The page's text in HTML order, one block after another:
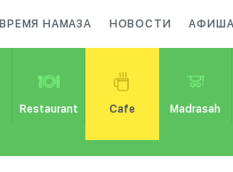
ВРЕМЯ НАМАЗА НОВОСТИ АФИША
Restaurant Cafe Madrasah